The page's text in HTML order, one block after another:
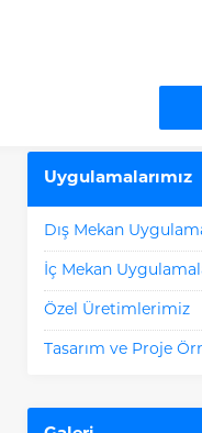
Uygulamalarımız
Dış Mekan
İç Mekan
Özel Üretimlerimiz
Tasarım ve Proje